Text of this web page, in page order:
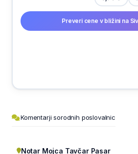
Preveri cene v bližini na
Komentarji sorodnih poslovalnic
Notar Mojca Tavčar Pasar